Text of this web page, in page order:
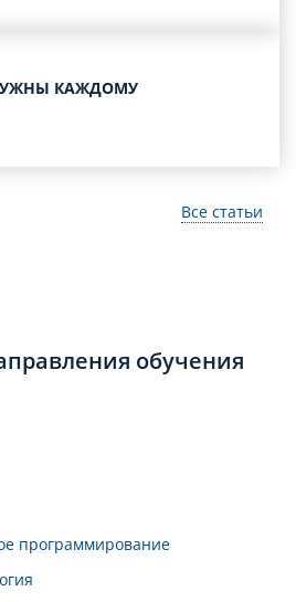
КАЖДОМУ
Все статьи
обучения
программирование